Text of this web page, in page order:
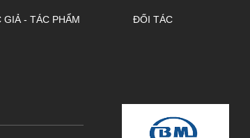
GIẢ - TÁC PHẨM ĐỐI TÁC